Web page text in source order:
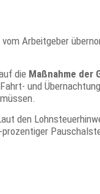
Arbeitgeber
die Maßnahme der
und
den